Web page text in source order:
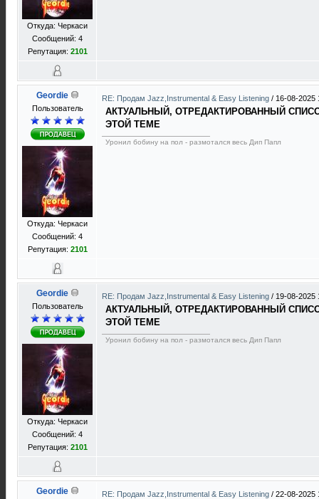
Откуда: Черкаси
Сообщений: 4
Репутация: 2101
Geordie
Пользователь
Откуда: Черкаси
Сообщений: 4
Репутация: 2101
RE: Продам Jazz,Instrumental & Easy Listening / 16-08-2025
АКТУАЛЬНЫЙ, ОТРЕДАКТИРОВАННЫЙ
ЭТОЙ ТЕМЕ
Уронил бобину на пол - размотался весь Дип Папл
Geordie
Пользователь
Откуда: Черкаси
Сообщений: 4
Репутация: 2101
RE: Продам Jazz,Instrumental & Easy Listening / 19-08-2025
АКТУАЛЬНЫЙ, ОТРЕДАКТИРОВАННЫЙ
ЭТОЙ ТЕМЕ
Уронил бобину на пол - размотался весь Дип Папл
Geordie RE: Продам Jazz,Instrumental & Easy Listening / 22-08-2025